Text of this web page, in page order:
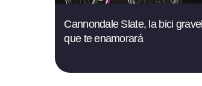
Cannondale Slate, la bici gravel
que te enamorará